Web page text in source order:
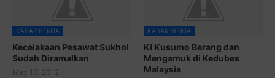
KABAR BERITA
Kecelakaan Pesawat Sukhoi
Sudah Diramalkan
May 10, 2012
KABAR BERITA
Ki Kusumo Berang dan
Mengamuk di Kedubes
Malaysia